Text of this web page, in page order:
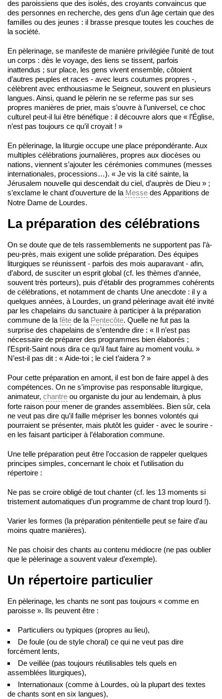
des paroissiens que des isolés, des croyants convaincus que
des personnes en recherche, des gens d’un âge certain que des
familles ou des jeunes : il brasse presque toutes les couches de
la société.
En pèlerinage, se manifeste de manière privilégiée l’unité de tout
un corps : dès le voyage, des liens se tissent, parfois
inattendus ; sur place, les gens vivent ensemble, côtoient
d’autres peuples et races ‑ avec leurs coutumes propres ‑,
célèbrent avec enthousiasme le Seigneur, souvent en plusieurs
langues. Ainsi, quand le pèlerin ne se referme pas sur ses
propres manières de prier, mais s’ouvre à l’universel, ce choc
culturel peut-il lui être bénéfique : il découvre alors que « l’Église,
n’est pas toujours ce qu’il croyait ! »
En pèlerinage, la liturgie occupe une place prépondérante. Aux
multiples célébrations journalières, propres aux diocèses ou
nations, viennent s’ajouter les cérémonies communes (messes
internationales, processions…). « Je vis la cité sainte, la
Jérusalem nouvelle qui descendait du ciel, d’auprès de Dieu » ;
s’exclame le chant d’ouverture de la Messe des Apparitions de
Notre Dame de Lourdes.
La préparation des célébrations
On se doute que de tels rassemblements ne supportent pas l’à-
peu-près, mais exigent une solide préparation. Des équipes
liturgiques se réunissent ‑ parfois des mois auparavant ‑ afin,
d’abord, de susciter un esprit global (cf. les thèmes d’année,
souvent très porteurs), puis d’établir des programmes cohérents
de célébrations, et notamment de chants Une anecdote : il y a
quelques années, à Lourdes, un grand pèlerinage avait été invité
par les chapelains du sanctuaire à participer à la préparation
commune de la fête de la Pentecôte. Quelle ne fut pas la
surprise des chapelains de s’entendre dire : « Il n’est pas
nécessaire de préparer des programmes bien élaborés ;
l’Esprit-Saint nous dira ce qu’il faut faire au moment voulu. »
N’est-il pas dit : « Aide-toi ; le ciel t’aidera ? »
Pour cette préparation en amont, il est bon de faire appel à des
compétences. On ne s’improvise pas responsable liturgique,
animateur, chantre ou organiste du jour au lendemain, à plus
forte raison pour mener de grandes assemblées. Bien sûr, cela
ne veut pas dire qu’il faille mépriser les bonnes volontés qui
pourraient se présenter, mais plutôt les guider ‑ avec le sourire ‑
en les faisant participer à l’élaboration commune.
Une telle préparation peut être l’occasion de rappeler quelques
principes simples, concernant le choix et l’utilisation du
répertoire :
Ne pas se croire obligé de tout chanter (cf. les 13 moments si
tristement automatiques d’un programme de chant trop lourd !).
Varier les formes (la préparation pénitentielle peut se faire d’au
moins quatre manières).
Ne pas choisir des chants au contenu médiocre (ne pas oublier
que le pèlerinage a souvent valeur d’exemple).
Un répertoire particulier
En pèlerinage, les chants ne sont pas toujours « comme en
paroisse ». Ils peuvent être :
Particuliers ou typiques (propres au lieu),
De foule (ou de style choral) ce qui ne veut pas dire
forcément lents,
De veillée (pas toujours réutilisables tels quels en
assemblées liturgiques),
Internationaux (comme à Lourdes, où la plupart des textes
de chants sont en six langues),